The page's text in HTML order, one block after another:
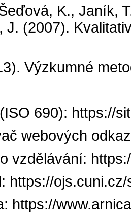
K., Janík,
(2007).
Výzkumné
690): https://
webových
vzdělávání:
https://
https://